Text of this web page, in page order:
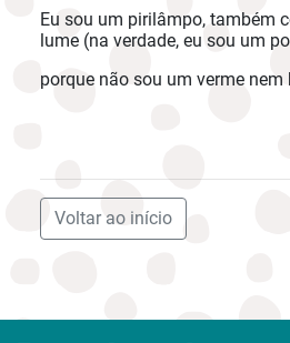
Eu sou um pirilâmpo, também
lume (na verdade, eu sou um
porque não sou um verme nem
Voltar ao início